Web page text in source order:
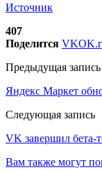
Источник
407
Поделится VK
Предыдущая запись
Яндекс Маркет
Следующая запись
VK завершил бета-
Вам также могут